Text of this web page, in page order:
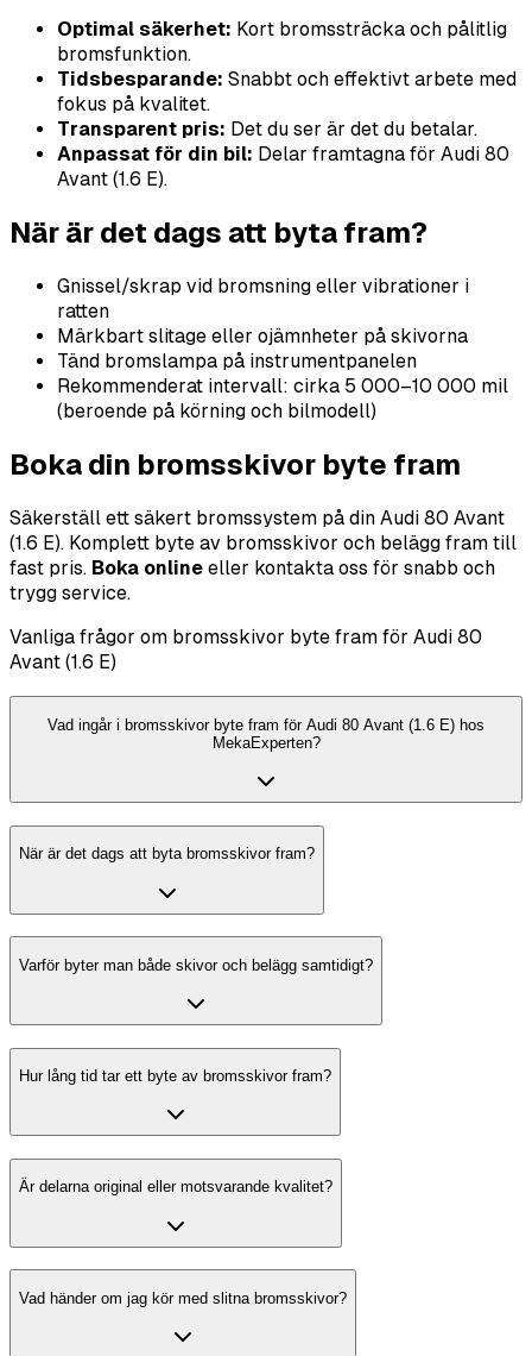
Optimal säkerhet: Kort bromssträcka och pålitlig
bromsfunktion.
Tidsbesparande: Snabbt och effektivt arbete med
fokus på kvalitet.
Transparent pris: Det du ser är det du betalar.
Anpassat för din bil: Delar framtagna för Audi 80
Avant (1.6 E).
När är det dags att byta fram?
Gnissel/skrap vid bromsning eller vibrationer i
ratten
Märkbart slitage eller ojämnheter på skivorna
Tänd bromslampa på instrumentpanelen
Rekommenderat intervall: cirka 5 000–10 000 mil
(beroende på körning och bilmodell)
Boka din bromsskivor byte fram
Säkerställ ett säkert bromssystem på din Audi 80 Avant
(1.6 E). Komplett byte av bromsskivor och belägg fram till
fast pris. Boka online eller kontakta oss för snabb och
trygg service.
Vanliga frågor om bromsskivor byte fram för Audi 80
Avant (1.6 E)
Vad ingår i bromsskivor byte fram för Audi 80 Avant (1.6 E) hos
MekaExperten?
När är det dags att byta bromsskivor fram?
Varför byter man både skivor och belägg samtidigt?
Hur lång tid tar ett byte av bromsskivor fram?
Är delarna original eller motsvarande kvalitet?
Vad händer om jag kör med slitna bromsskivor?